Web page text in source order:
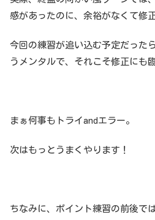
感があったのに、余裕がなくて修
今回の練習が追い込む予定だった
うメンタルで、それこそ修正にも
まぁ何事もトライandエラー。
次はもっとうまくやります！
ちなみに、ポイント練習の前後で